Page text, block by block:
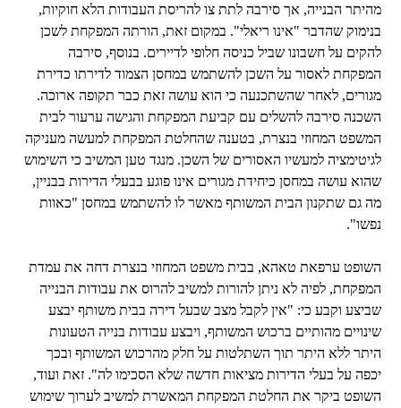
מהיתר הבנייה, אך סירבה לתת צו להריסת העבודות הלא חוקיות,
בנימוק שהדבר "אינו ריאלי". במקום זאת, הורתה המפקחת לשכן
להקים על חשבונו שביל כניסה חלופי לדיירים. בנוסף, סירבה
המפקחת לאסור על השכן להשתמש במחסן הצמוד לדירתו כדירת
מגורים, לאחר שהשתכנעה כי הוא עושה זאת כבר תקופה ארוכה.
השכנה סירבה להשלים עם קביעת המפקחת והגישה ערעור לבית
המשפט המחוזי בנצרת, בטענה שהחלטת המפקחת למעשה מעניקה
לגיטימציה למעשיו האסורים של השכן. מנגד טען המשיב כי השימוש
שהוא עושה במחסן כיחידת מגורים אינו פוגע בבעלי הדירות בבניין,
מה גם שתקנון הבית המשותף מאשר לו להשתמש במחסן "כאוות
נפשו".
השופט ערפאת טאהא, בבית משפט המחוזי בנצרת דחה את עמדת
המפקחת, לפיה לא ניתן להורות למשיב להרוס את עבודות הבנייה
שביצע וקבע כי: "אין לקבל מצב שבעל דירה בבית משותף יבצע
שינויים מהותיים ברכוש המשותף, ויבצע עבודות בנייה הטעונות
היתר ללא היתר תוך השתלטות על חלק מהרכוש המשותף ובכך
יכפה על בעלי הדירות מציאות חדשה שלא הסכימו לה". זאת ועוד,
השופט ביקר את החלטת המפקחת המאשרת למשיב לערוך שימוש